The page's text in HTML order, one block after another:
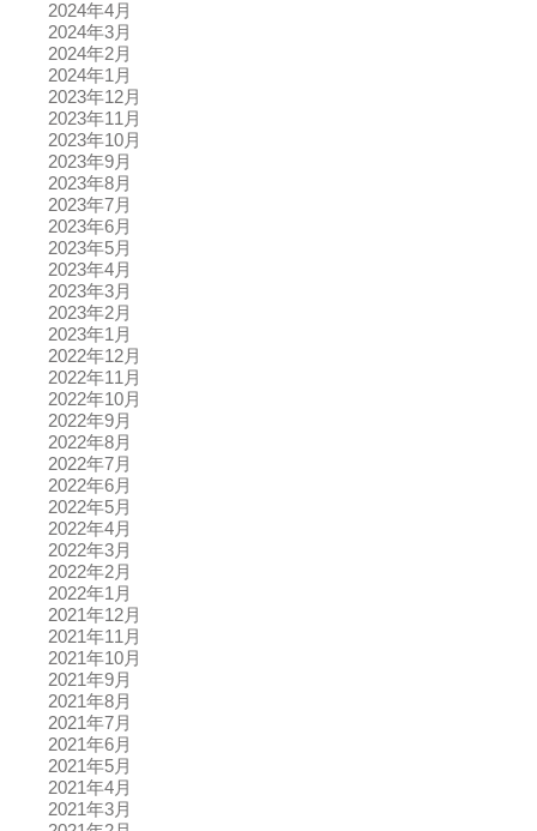
2024年4月
2024年3月
2024年2月
2024年1月
2023年12月
2023年11月
2023年10月
2023年9月
2023年8月
2023年7月
2023年6月
2023年5月
2023年4月
2023年3月
2023年2月
2023年1月
2022年12月
2022年11月
2022年10月
2022年9月
2022年8月
2022年7月
2022年6月
2022年5月
2022年4月
2022年3月
2022年2月
2022年1月
2021年12月
2021年11月
2021年10月
2021年9月
2021年8月
2021年7月
2021年6月
2021年5月
2021年4月
2021年3月